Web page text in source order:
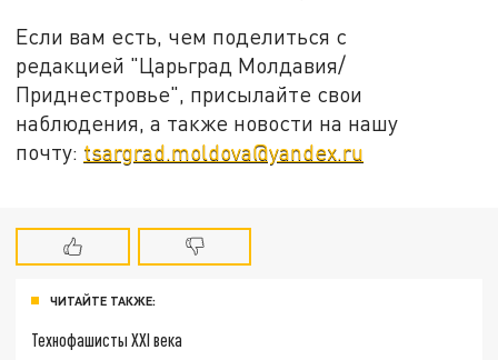
Если вам есть, чем поделиться с
редакцией "Царьград Молдавия/
Приднестровье", присылайте свои
наблюдения, а также новости на нашу
почту: tsargrad.moldova@yandex.ru
ЧИТАЙТЕ ТАКЖЕ:
Технофашисты XXI века